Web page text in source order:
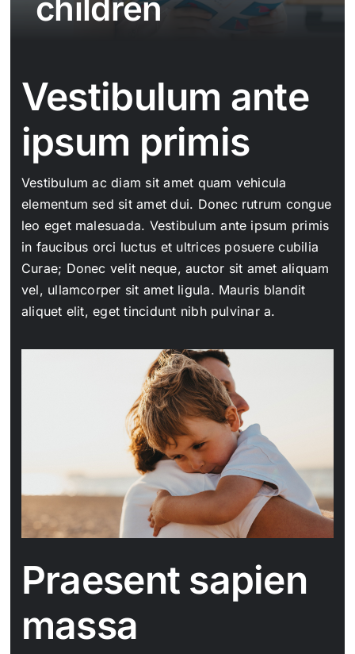
children
Vestibulum ante
ipsum primis
Vestibulum ac diam sit amet quam vehicula
elementum sed sit amet dui. Donec rutrum congue
leo eget malesuada. Vestibulum ante ipsum primis
in faucibus orci luctus et ultrices posuere cubilia
Curae; Donec velit neque, auctor sit amet aliquam
vel, ullamcorper sit amet ligula. Mauris blandit
aliquet elit, eget tincidunt nibh pulvinar a.
Praesent sapien
massa